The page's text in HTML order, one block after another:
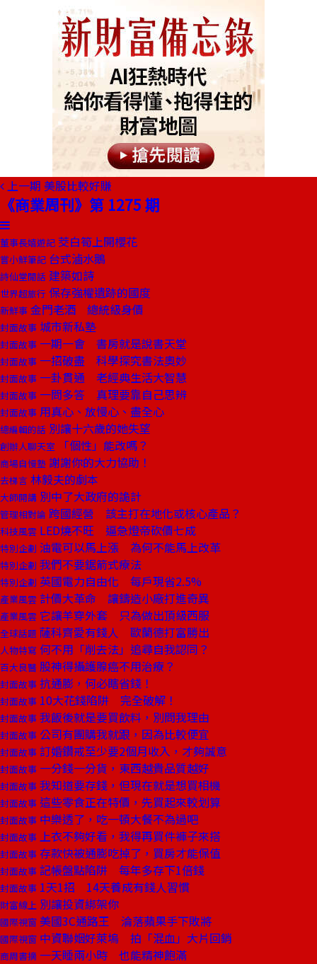
上一期 美股比較好賺
《商業周刊》第 1275 期
董事長嬉遊記 茭白筍上開櫻花
嘗小鮮筆記 台式滷水鵝
詩仙堂閒話 建築如詩
世界超旅行 保存強權遺跡的國度
新鮮事 金門老酒 總統級身價
封面故事 城市新私塾
封面故事 一期一會 書房就是說書天堂
封面故事 一招破盡 科學探究書法奧妙
封面故事 一卦貫通 老經典生活大智慧
封面故事 一問多答 真理要靠自己思辨
封面故事 用真心、放慢心、盡全心
總編輯的話 別讓十六歲的她失望
創辦人聊天室 「個性」能改嗎？
商場自慢塾 謝謝你的大力協助！
去梯言 林毅夫的劇本
大師開講 別中了大政府的詭計
管理相對論 跨國經營 該主打在地化或核心產品？
科技風雲 LED燒不旺 逼急燈帝砍價七成
特別企劃 油電可以馬上漲 為何不能馬上改革
特別企劃 我們不要鋸箭式療法
特別企劃 英國電力自由化 每戶現省2.5%
產業風雲 計價大革命 讓鑄造小廠打進奇異
產業風雲 它讓羊穿外套 只為做出頂級西服
全球話題 薩科齊愛有錢人 歐蘭德打富勝出
人物特寫 何不用「削去法」追尋自我認同？
百大良醫 股神得攝護腺癌不用治療？
封面故事 抗通膨，何必瞎省錢！
封面故事 10大花錢陷阱 完全破解！
封面故事 我飯後就是要買飲料，別問我理由
封面故事 公司有團購我就跟，因為比較便宜
封面故事 訂婚鑽戒至少要2個月收入，才夠誠意
封面故事 一分錢一分貨，東西越貴品質越好
封面故事 我知道要存錢，但現在就是想買相機
封面故事 這些零食正在特價，先買起來較划算
封面故事 中樂透了，吃一頓大餐不為過吧
封面故事 上衣不夠好看，我得再買件褲子來搭
封面故事 存款快被通膨吃掉了，買房才能保值
封面故事 記帳盤點陷阱 每年多存下1倍錢
封面故事 1天1招 14天養成有錢人習慣
財富線上 別讓投資綁架你
國際視窗 美國3C通路王 淪落蘋果手下敗將
國際視窗 中資聯姻好萊塢 拍「混血」大片回銷
商周書摘 一天睡兩小時 也能精神飽滿